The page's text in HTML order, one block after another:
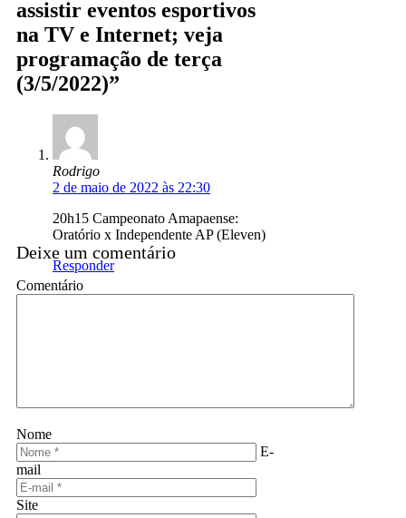
assistir eventos esportivos
na TV e Internet; veja
programação de terça
(3/5/2022)”
Rodrigo
2 de maio de 2022 às 22:30
20h15 Campeonato Amapaense:
Oratório x Independente AP (Eleven)
Responder
Deixe um comentário
Comentário
Nome
E-
mail
Site